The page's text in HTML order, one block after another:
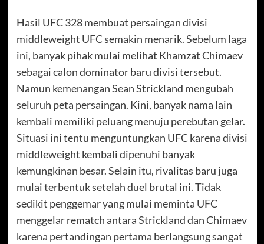
Hasil UFC 328 membuat persaingan divisi
middleweight UFC semakin menarik. Sebelum laga
ini, banyak pihak mulai melihat Khamzat Chimaev
sebagai calon dominator baru divisi tersebut.
Namun kemenangan Sean Strickland mengubah
seluruh peta persaingan. Kini, banyak nama lain
kembali memiliki peluang menuju perebutan gelar.
Situasi ini tentu menguntungkan UFC karena divisi
middleweight kembali dipenuhi banyak
kemungkinan besar. Selain itu, rivalitas baru juga
mulai terbentuk setelah duel brutal ini. Tidak
sedikit penggemar yang mulai meminta UFC
menggelar rematch antara Strickland dan Chimaev
karena pertandingan pertama berlangsung sangat